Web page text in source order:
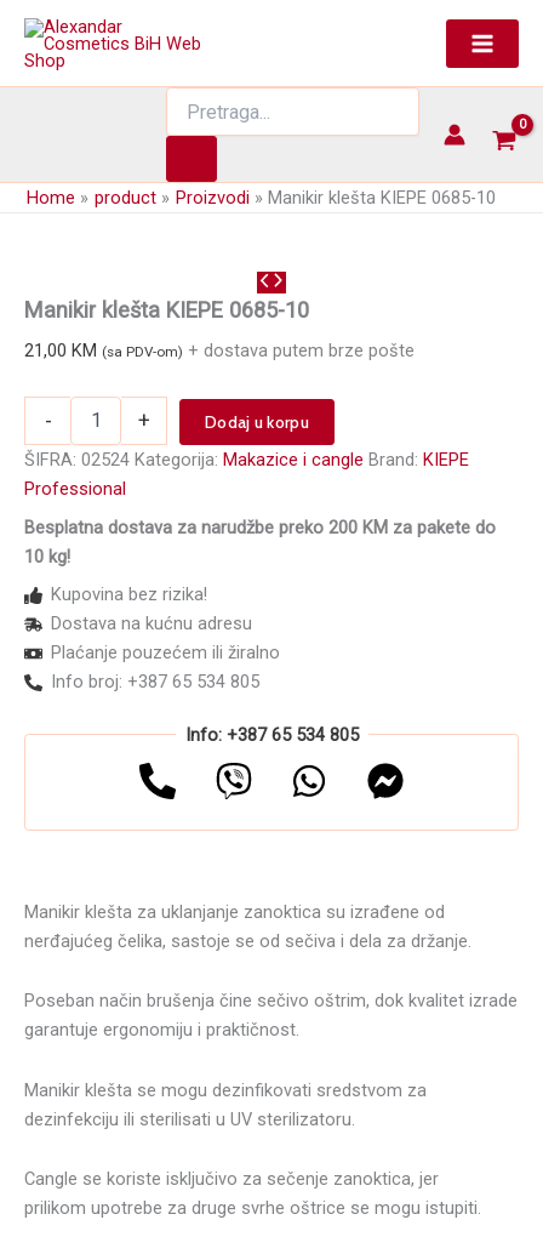
Skip
content
search
Home product Proizvodi Manikir klešta KIEPE 0685-10
Manikir klešta KIEPE 0685-10
21,00 KM (sa PDV-om) + dostava putem brze pošte
-
KIEPE
0685-
količina
+
Dodaj u korpu
ŠIFRA: 02524 Kategorija: Makazice i cangle Brand: KIEPE
Professional
Besplatna dostava za narudžbe preko 200 KM za pakete do
10 kg!
Kupovina bez rizika!
Dostava na kućnu adresu
Plaćanje pouzećem ili žiralno
Info broj: +387 65 534 805
Info: +387 65 534 805
Manikir klešta za uklanjanje zanoktica su izrađene od
nerđajućeg čelika, sastoje se od sečiva i dela za držanje.
Poseban način brušenja čine sečivo oštrim, dok kvalitet izrade
garantuje ergonomiju i praktičnost.
Manikir klešta se mogu dezinfikovati sredstvom za
dezinfekciju ili sterilisati u UV sterilizatoru.
Cangle se koriste isključivo za sečenje zanoktica, jer
prilikom upotrebe za druge svrhe oštrice se mogu istupiti.